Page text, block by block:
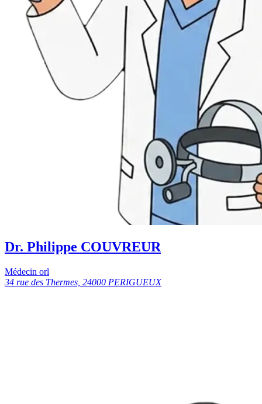
Dr. Philippe COUVREUR
Médecin orl
34 rue des Thermes, 24000 PERIGUEUX